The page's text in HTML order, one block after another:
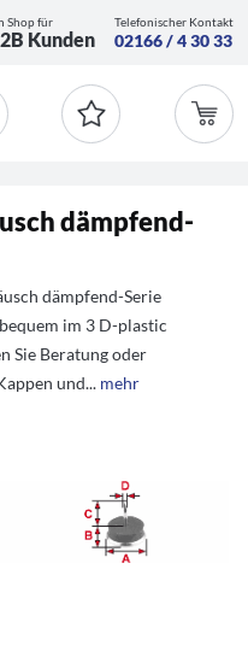
Shop für
Kunden
Telefonischer Kontakt
02166 / 4 30 33
dämpfend-
dämpfend-Serie
im 3 D-plastic
Sie Beratung oder
und... mehr